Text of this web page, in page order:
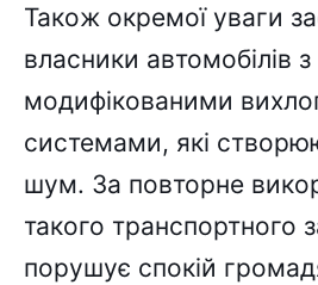
Також окремої уваги
власники автомобілів з
модифікованими
системами, які
шум. За повторне
такого транспортного
порушує спокій